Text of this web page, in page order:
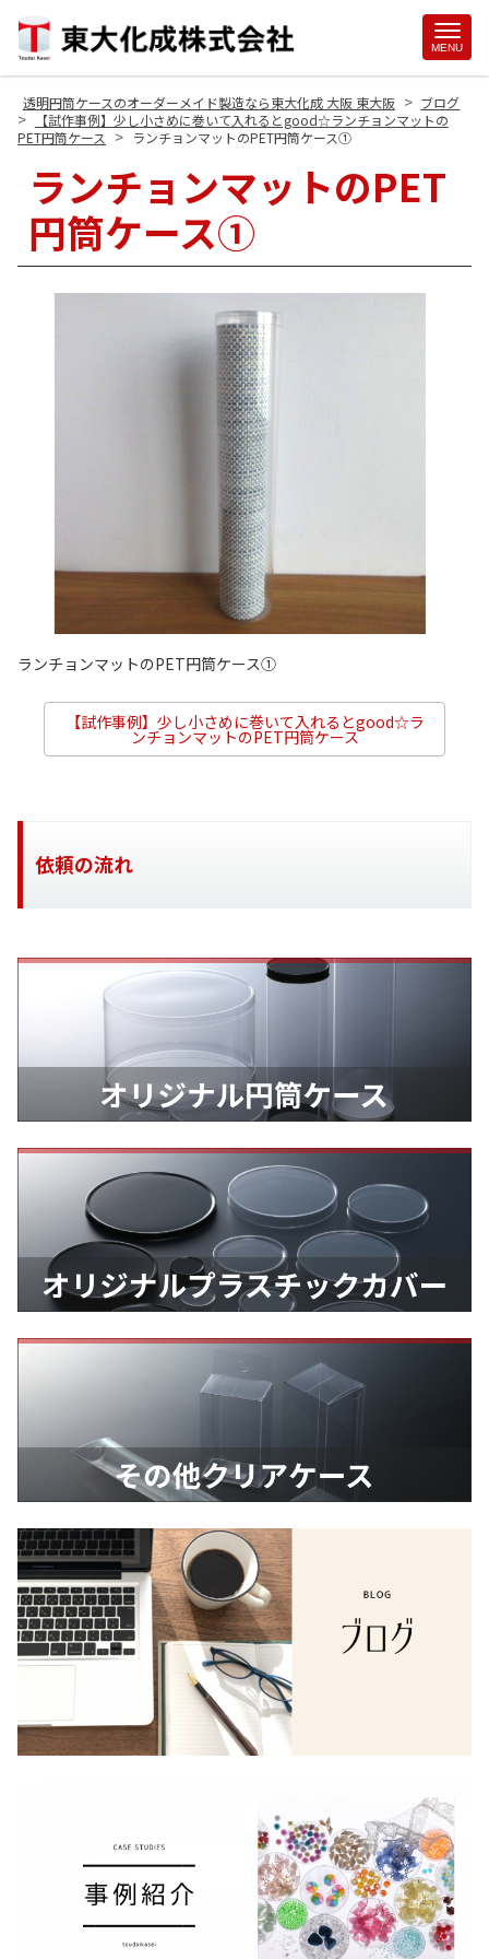
MENU
透明円筒ケースのオーダーメイド製造なら東大化成 大阪 東大阪 > ブログ
>
【試作事例】少し小さめに巻いて入れるとgood☆ランチョンマットの
PET円筒ケース > ランチョンマットのPET円筒ケース①
ランチョンマットのPET
円筒ケース①
ランチョンマットのPET円筒ケース①
【試作事例】少し小さめに巻いて入れるとgood☆ラ
ンチョンマットのPET円筒ケース
依頼の流れ
Site
Footer